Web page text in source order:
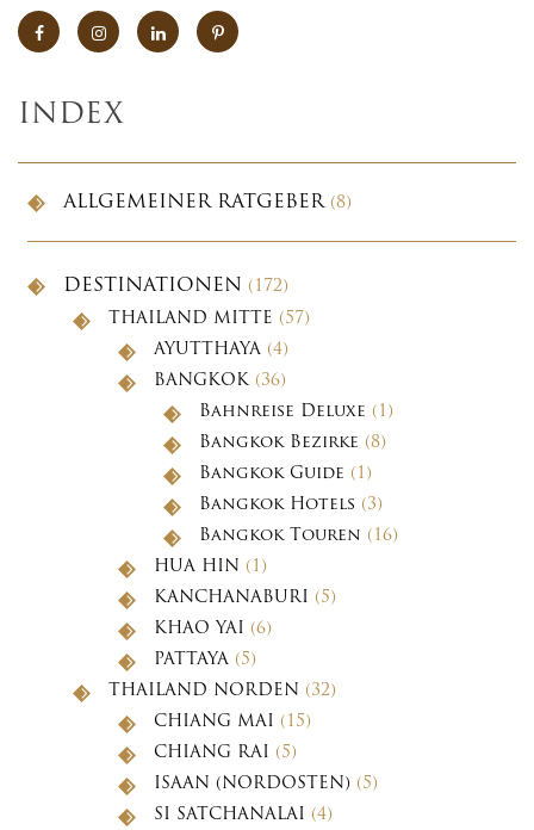
INDEX
ALLGEMEINER RATGEBER(8)
DESTINATIONEN (172)
THAILAND MITTE (57)
AYUTTHAYA (4)
BANGKOK(36)
Bahnreise Deluxe (1)
Bangkok Bezirke (8)
Bangkok Guide (1)
Bangkok Hotels (3)
Bangkok Touren (16)
HUA HIN (1)
KANCHANABURI (5)
KHAO YAI (6)
PATTAYA (5)
THAILAND NORDEN (32)
CHIANG MAI (15)
CHIANG RAI (5)
ISAAN (NORDOSTEN) (5)
SI SATCHANALAI (4)